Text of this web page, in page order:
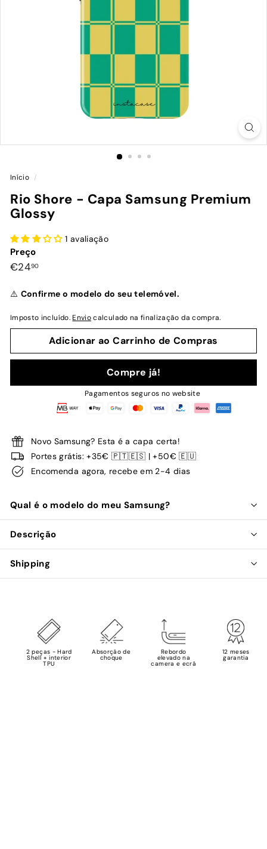
Início /
Rio Shore - Capa Samsung Premium
Glossy
1 avaliação
Preço
Preço
€2490€24,90
⚠️ Confirme o modelo do seu telemóvel.
Imposto incluído.Enviocalculado na finalização da compra.
Adicionar ao Carrinho de Compras
Compre já!
Pagamentos seguros no website
Novo Samsung? Esta é a capa certa!
Portes grátis: +35€ 🇵🇹🇪🇸 | +50€ 🇪🇺
Encomenda agora, recebe em 2-4 dias
Qual é o modelo do meu Samsung?
Descrição
Shipping
2 peças - Hard
Shell + interior
TPU
Absorção de
choque
Rebordo
elevado na
camera e ecrã
12 meses
garantia